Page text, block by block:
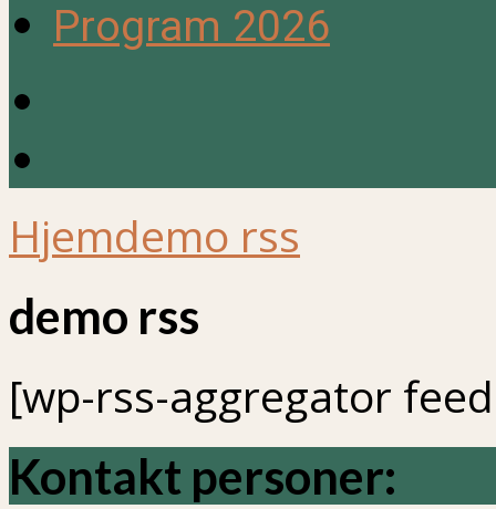
Program 2026
Hjemdemo rss
demo rss
[wp-rss-aggregator
Kontakt personer: